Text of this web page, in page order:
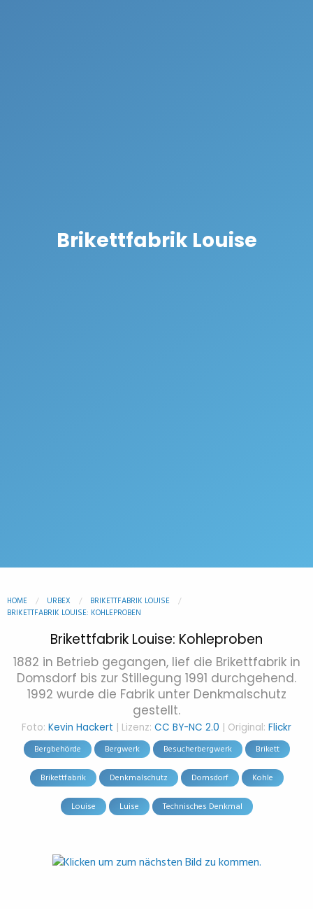
Brikettfabrik Louise
HOME URBEX
BRIKETTFABRIK LOUISE
BRIKETTFABRIK LOUISE: KOHLEPROBEN
Brikettfabrik Louise: Kohleproben
1882 in Betrieb gegangen, lief die Brikettfabrik in
Domsdorf bis zur Stillegung 1991 durchgehend.
1992 wurde die Fabrik unter Denkmalschutz
gestellt.
Foto: Kevin Hackert | Lizenz: CC BY-NC 2.0 | Original: Flickr
Bergbehörde Bergwerk Besucherbergwerk Brikett
Brikettfabrik Denkmalschutz Domsdorf Kohle
Louise Luise Technisches Denkmal